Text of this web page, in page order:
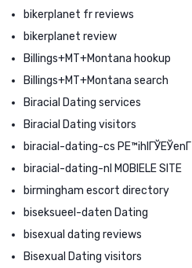
bikerplanet fr reviews
bikerplanet review
Billings+MT+Montana hookup
Billings+MT+Montana search
Biracial Dating services
Biracial Dating visitors
biracial-dating-cs PЕ™ihlГЎЕЎenГ­
biracial-dating-nl MOBIELE SITE
birmingham escort directory
biseksueel-daten Dating
bisexual dating reviews
Bisexual Dating visitors